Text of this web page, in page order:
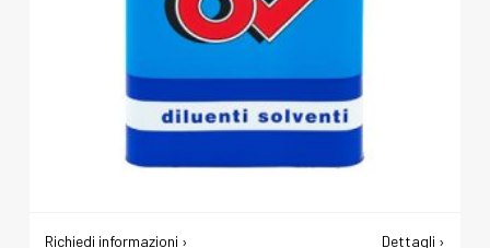
Richiedi informazioni › Dettagli ›